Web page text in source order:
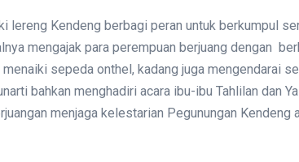
lereng Kendeng berbagi peran untuk berkumpul
mengajak para perempuan berjuang dengan
sepeda onthel, kadang juga mengendarai
bahkan menghadiri acara ibu-ibu Tahlilan dan
menjaga kelestarian Pegunungan Kendeng